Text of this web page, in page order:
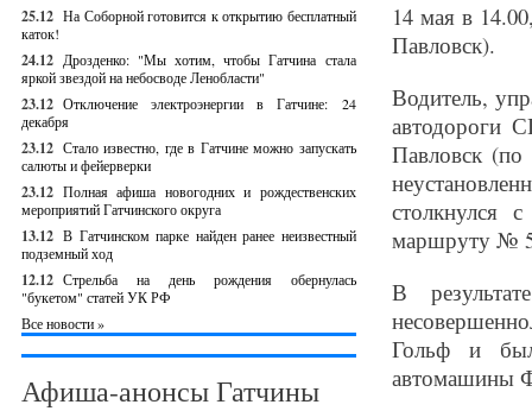
25.12 На Соборной готовится к открытию бесплатный
каток!
24.12 Дрозденко: "Мы хотим, чтобы Гатчина стала
яркой звездой на небосводе Ленобласти"
23.12 Отключение электроэнергии в Гатчине: 24
декабря
23.12 Стало известно, где в Гатчине можно запускать
салюты и фейерверки
23.12 Полная афиша новогодних и рождественских
мероприятий Гатчинского округа
13.12 В Гатчинском парке найден ранее неизвестный
подземный ход
12.12 Стрельба на день рождения обернулась
"букетом" статей УК РФ
Все новости »
Афиша-анонсы Гатчины
14 мая в
Павловск).
Водитель,
автодороги
Павловск (по
столкнулся
маршруту №
В
Гольф и был
автомашины